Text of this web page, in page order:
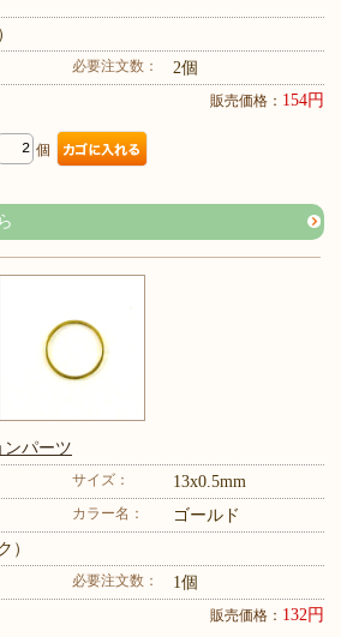
必要注文数： 2個
販売価格： 154円
個
ンパーツ
サイズ： 13x0.5mm
カラー名： ゴールド
）
必要注文数： 1個
販売価格： 132円